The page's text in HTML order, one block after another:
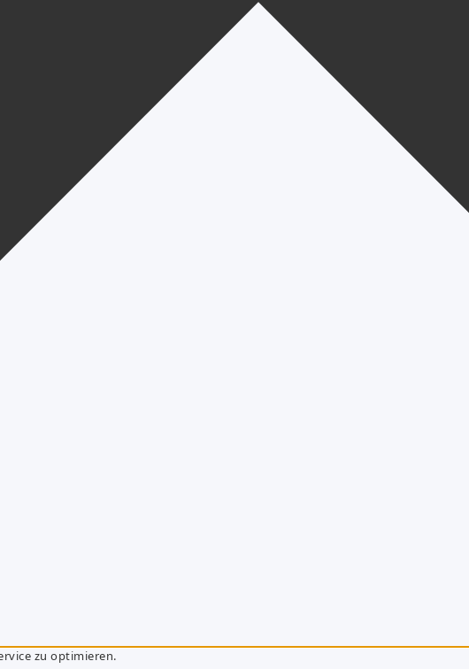
zu optimieren.